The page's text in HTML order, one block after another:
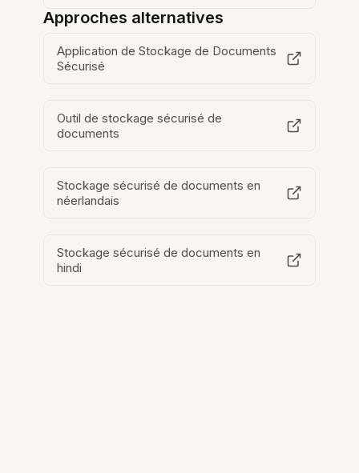
Approches alternatives
Application de Stockage de Documents
Sécurisé
Outil de stockage sécurisé de
documents
Stockage sécurisé de documents en
néerlandais
Stockage sécurisé de documents en
hindi